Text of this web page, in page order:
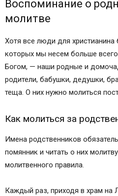
Воспоминание о
молитве
Хотя все люди для христианина
которых мы несем больше всего
Богом, — наши родные и
родители, бабушки, дедушки,
теща. О них нужно молиться
Как молиться за
Имена родственников
помянник и читать о них
молитвенного правила.
Каждый раз, приходя в храм на